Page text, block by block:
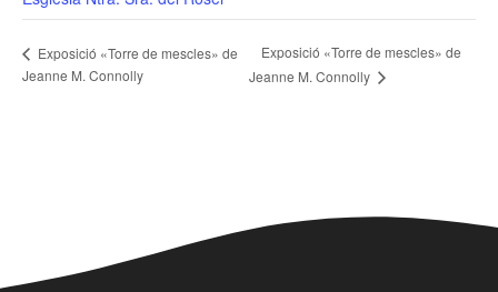
Exposició «Torre de mescles» de
Jeanne M. Connolly
Exposició «Torre de mescles» de
Jeanne M. Connolly